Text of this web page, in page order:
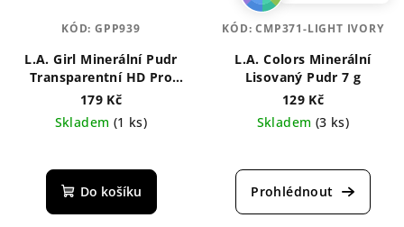
L.A. Girl Minerální Pudr
Transparentní HD Pro
Setting 5 g
179 Kč
Skladem (1 ks)
hodnocení
produktu
Do košíku
KÓD:GPP939
L.A. Colors Minerální
Lisovaný Pudr 7 g
129 Kč
Skladem (3 ks)
hodnocení
produktu
KÓD:CMP371-LIGHT IVORY